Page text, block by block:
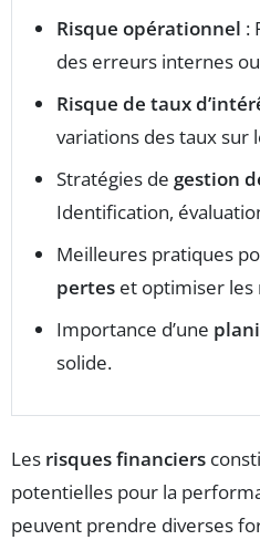
Risque opérationnel :
des erreurs internes
Risque de taux
variations des taux sur
Stratégies de gestion
Identification,
Meilleures pratiques
pertes et optimiser
Importance d’une
solide.
Les risques financiers
potentielles pour la
peuvent prendre diverses